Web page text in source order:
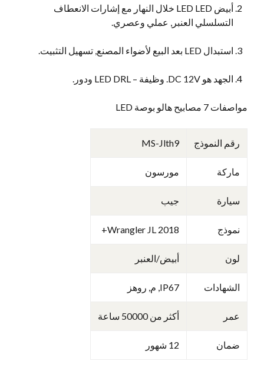
أبيض LED LED خلال النهار مع إشارات الانعطاف
التسلسلي العنبر, عملي وعصري.
استبدال LED بعد البيع لأضواء المصنع, تسهيل التثبيت.
الجهد هو DC 12V. وظيفة – LED DRL ودور.
مواصفات 7 مصابيح هالو بوصة LED
رقم النموذج MS-Jlth9
ماركة مورسون
سيارة جيب
نموذج Wrangler JL 2018+
لون أبيض/العنبر
الشهادات IP67, م, روهز
عمر أكثر من 50000 ساعة
ضمان 12 شهور